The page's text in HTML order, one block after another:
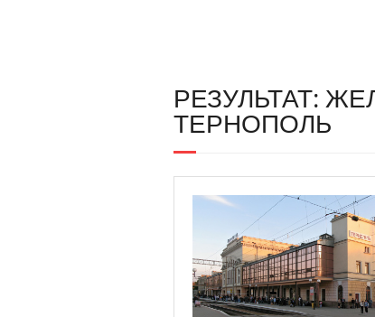
РЕЗУЛЬТАТ:
ТЕРНОПОЛЬ